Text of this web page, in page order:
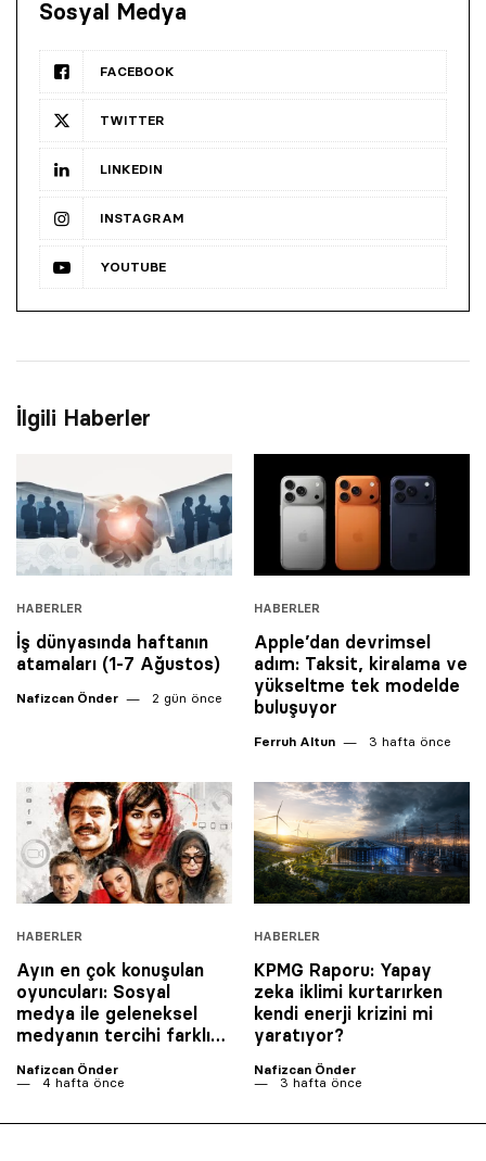
Sosyal Medya
FACEBOOK
TWITTER
LINKEDIN
INSTAGRAM
YOUTUBE
İlgili Haberler
HABERLER
İş dünyasında haftanın
atamaları (1-7 Ağustos)
Nafizcan Önder 2 gün önce
HABERLER
Apple’dan devrimsel
adım: Taksit, kiralama ve
yükseltme tek modelde
buluşuyor
Ferruh Altun 3 hafta önce
HABERLER
Ayın en çok konuşulan
oyuncuları: Sosyal
medya ile geleneksel
medyanın tercihi farklı…
Nafizcan Önder
4 hafta önce
HABERLER
KPMG Raporu: Yapay
zeka iklimi kurtarırken
kendi enerji krizini mi
yaratıyor?
Nafizcan Önder
3 hafta önce